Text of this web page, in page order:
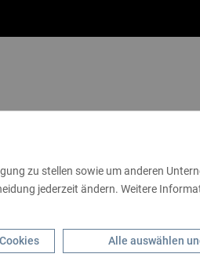
TASCHEN & MEHR LIVING
GÜRTEL
zu stellen sowie um anderen
jederzeit ändern. Weitere
Alle auswählen